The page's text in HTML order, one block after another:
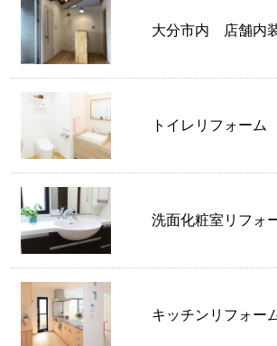
大分市内 店舗内
トイレリフォーム
洗面化粧室リフォ
キッチンリフォー